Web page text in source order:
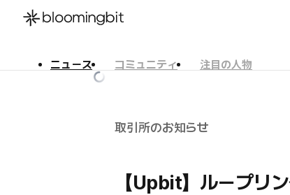
ニュース コミュニティ
注目の人物
取引所のお知らせ
【Upbit】ループリン